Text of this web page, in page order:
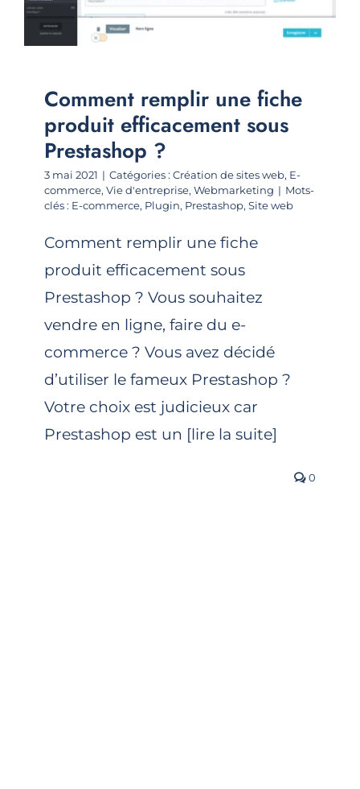
Comment remplir une fiche
produit efficacement sous
Prestashop ?
3 mai 2021 | Catégories : Création de sites web, E-
commerce, Vie d'entreprise, Webmarketing | Mots-
clés : E-commerce, Plugin, Prestashop, Site web
Comment remplir une fiche
produit efficacement sous
Prestashop ? Vous souhaitez
vendre en ligne, faire du e-
commerce ? Vous avez décidé
d’utiliser le fameux Prestashop ?
Votre choix est judicieux car
Prestashop est un [lire la suite]
0